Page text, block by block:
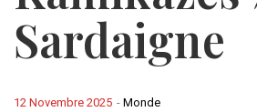
Sardaigne
- Monde
12 Novembre 2025